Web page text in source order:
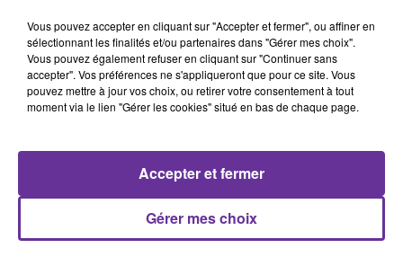
ص
رحيق الأندلس 7
رحيق الأندلس 7
Vous pouvez accepter en cliquant sur "Accepter et fermer", ou affiner en
sélectionnant les finalités et/ou partenaires dans "Gérer mes choix".
Vous pouvez également refuser en cliquant sur "Continuer sans
accepter". Vos préférences ne s'appliqueront que pour ce site. Vous
pouvez mettre à jour vos choix, ou retirer votre consentement à tout
moment via le lien "Gérer les cookies" situé en bas de chaque page.
Gérer mes choix
Accepter et fermer